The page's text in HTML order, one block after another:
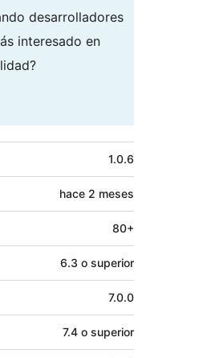
desarrolladores
interesado en
1.0.6
hace 2 meses
80+
6.3 o superior
7.0.0
7.4 o superior